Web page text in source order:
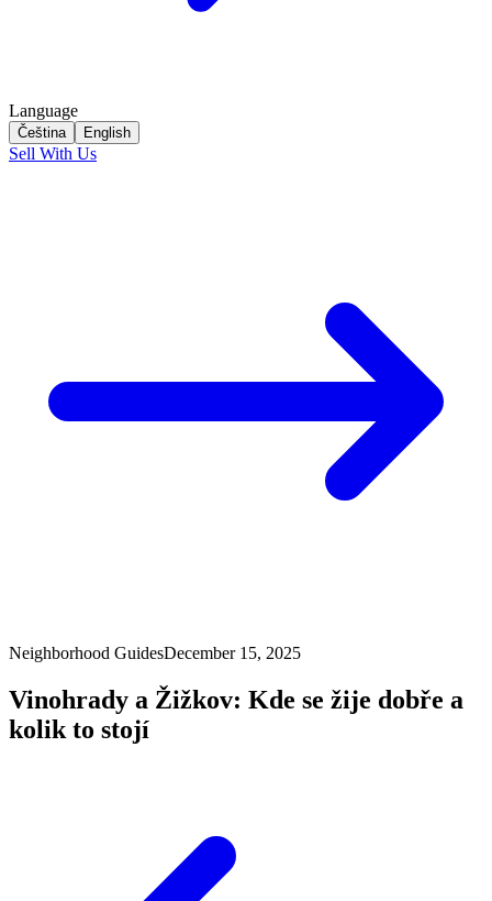
Language
Čeština English
Sell With Us
Neighborhood GuidesDecember 15, 2025
Vinohrady a Žižkov: Kde se žije dobře a
kolik to stojí